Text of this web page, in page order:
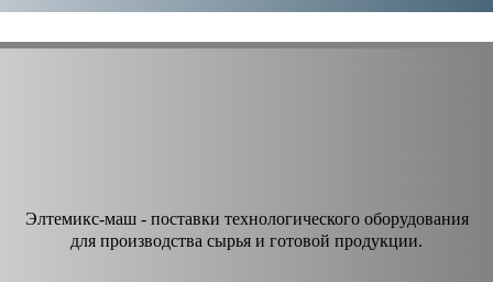
Элтемикс-маш - поставки технологического оборудования
для производства сырья и готовой продукции.